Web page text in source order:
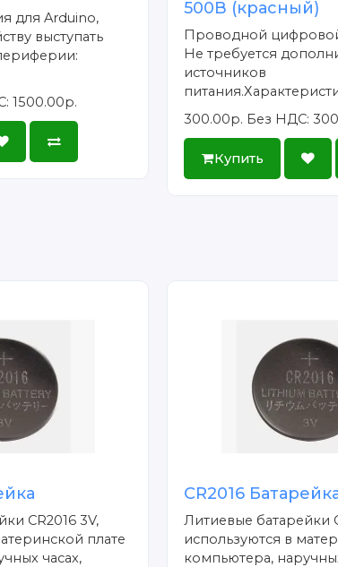
для Arduino,
выступать
1500.00р.
500В (красный)
Проводной
Не требуется
источников
300.00р. Без НДС:
Купить
CR2016 3V,
плате
часах,
CR2016
Литиевые батарейки
используются в
компьютера,